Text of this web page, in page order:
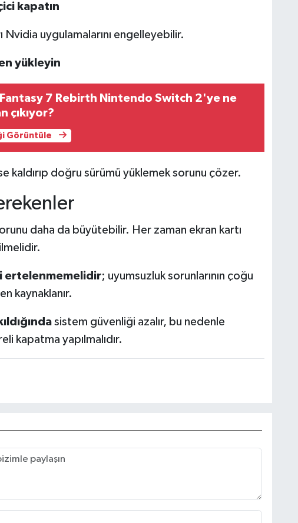
kapatın
Nvidia uygulamalarını engelleyebilir.
yükleyin
Fantasy 7 Rebirth Nintendo Switch 2'ye ne
çıkıyor?
Görüntüle
kaldırıp doğru sürümü yüklemek sorunu çözer.
daha da büyütebilir. Her zaman ekran kartı
ertelenmemelidir; uyumsuzluk sorunlarının çoğu
kaynaklanır.
sistem güvenliği azalır, bu nedenle
kapatma yapılmalıdır.